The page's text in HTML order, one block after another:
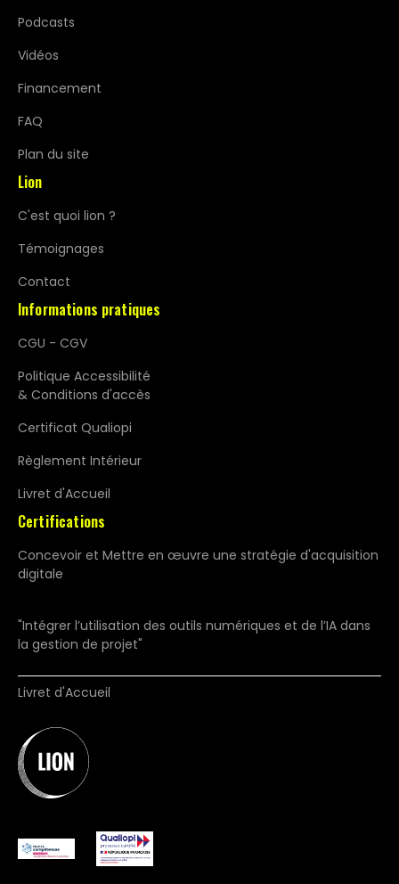
Podcasts
Vidéos
Financement
FAQ
Plan du site
Lion
C'est quoi lion ?
Témoignages
Contact
Informations pratiques
CGU - CGV
Politique Accessibilité
& Conditions d'accès
Certificat Qualiopi
Règlement Intérieur
Livret d'Accueil
Certifications
Concevoir et Mettre en œuvre une stratégie d'acquisition
digitale
"Intégrer l’utilisation des outils numériques et de l’IA dans
la gestion de projet"
Livret d'Accueil